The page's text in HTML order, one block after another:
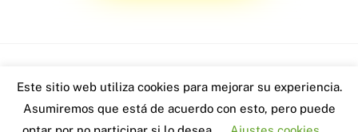
Back
To
Top
www.robertoblach.com - 2026
Este sitio web utiliza cookies para mejorar su experiencia.
Asumiremos que está de acuerdo con esto, pero puede